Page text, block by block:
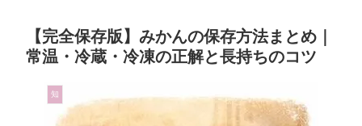
【完全保存版】みかんの保存方法まとめ｜
常温・冷蔵・冷凍の正解と長持ちのコツ
知